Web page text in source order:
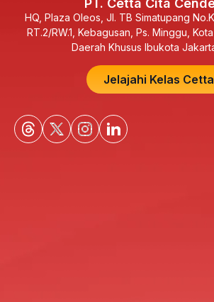
PT. Cetta Cita
HQ, Plaza Oleos, Jl. TB Simatupang
RT.2/RW.1, Kebagusan, Ps. Minggu,
Daerah Khusus Ibukota
Jelajahi Kelas Cetta